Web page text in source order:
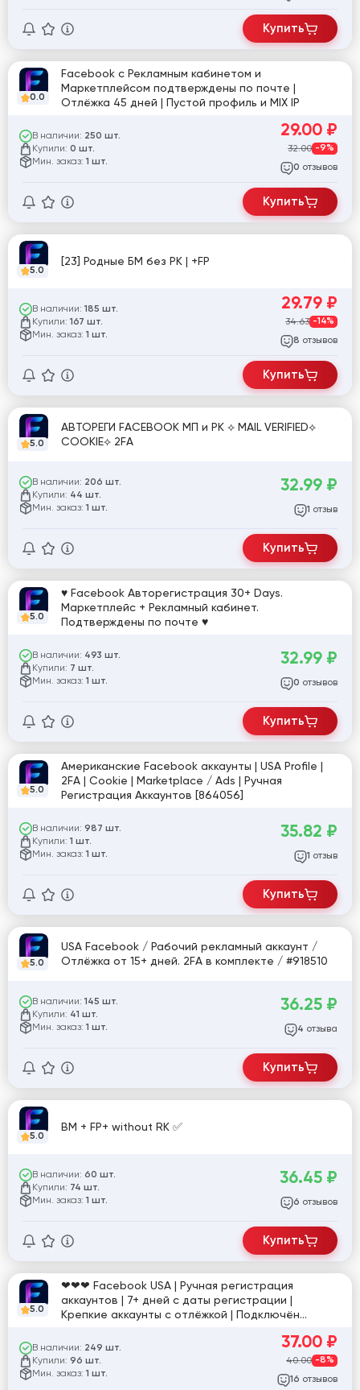
Купить
0.0
Facebook с Рекламным кабинетом и
Маркетплейсом подтверждены по почте |
Отлёжка 45 дней | Пустой профиль и MIX IP
В наличии: 250 шт.
Купили: 0 шт.
Мин. заказ: 1 шт.
29.00 ₽
32.00 -9%
0 отзывов
Купить
5.0
[23] Родные БМ без РК | +FP
В наличии: 185 шт.
Купили: 167 шт.
Мин. заказ: 1 шт.
29.79 ₽
34.63 -14%
8 отзывов
Купить
5.0
АВТОРЕГИ FACEBOOK МП и РК ⟡ MAIL VERIFIED⟡
COOKIE⟡ 2FA
В наличии: 206 шт.
Купили: 44 шт.
Мин. заказ: 1 шт.
32.99 ₽
1 отзыв
Купить
5.0
♥ Facebook Авторегистрация 30+ Days.
Маркетплейс + Рекламный кабинет.
Подтверждены по почте ♥
В наличии: 493 шт.
Купили: 7 шт.
Мин. заказ: 1 шт.
32.99 ₽
0 отзывов
Купить
5.0
Американские Facebook аккаунты | USA Profile |
2FA | Cookie | Marketplace / Ads | Ручная
Регистрация Аккаунтов [864056]
В наличии: 987 шт.
Купили: 1 шт.
Мин. заказ: 1 шт.
35.82 ₽
1 отзыв
Купить
5.0
USA Facebook / Рабочий рекламный аккаунт /
Отлёжка от 15+ дней. 2FA в комплекте / #918510
В наличии: 145 шт.
Купили: 41 шт.
Мин. заказ: 1 шт.
36.25 ₽
4 отзыва
Купить
5.0
BM + FP+ without RK ✅
В наличии: 60 шт.
Купили: 74 шт.
Мин. заказ: 1 шт.
36.45 ₽
6 отзывов
Купить
5.0
❤❤❤ Facebook USA | Ручная регистрация
аккаунтов | 7+ дней с даты регистрации |
Крепкие аккаунты с отлёжкой | Подключён
Cookie ❤❤❤
В наличии: 249 шт.
Купили: 96 шт.
Мин. заказ: 1 шт.
37.00 ₽
40.00 -8%
16 отзывов